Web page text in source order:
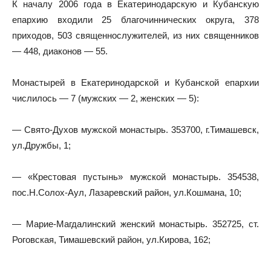
К началу 2006 года в Екатеринодарскую и Кубанскую
епархию входили 25 благочиннических округа, 378
приходов, 503 священнослужителей, из них священников
— 448, диаконов — 55.
Монастырей в Екатеринодарской и Кубанской епархии
числилось — 7 (мужских — 2, женских — 5):
— Свято-Духов мужской монастырь. 353700, г.Тимашевск,
ул.Дружбы, 1;
— «Крестовая пустынь» мужской монастырь. 354538,
пос.Н.Солох-Аул, Лазаревский район, ул.Кошмана, 10;
— Марие-Магдалинский женский монастырь. 352725, ст.
Роговская, Тимашевский район, ул.Кирова, 162;